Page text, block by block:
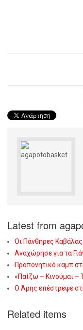
Latest from
Οι Πάνθηρες
Αναχώρησε για τα
Προπονητικό καμπ
«Παίζω – Κινούμαι
Ο Άρης επέστρεψε
Related items